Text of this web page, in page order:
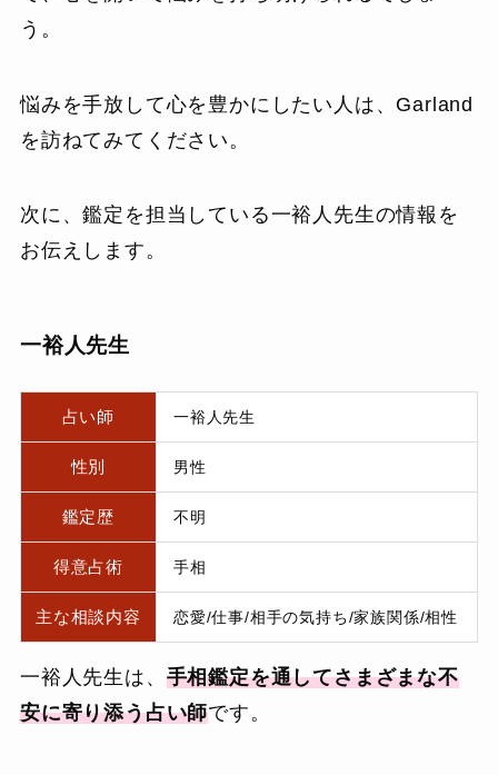
う。
悩みを手放して心を豊かにしたい人は、Garland
を訪ねてみてください。
次に、鑑定を担当している一裕人先生の情報を
お伝えします。
一裕人先生
占い師 一裕人先生
性別 男性
鑑定歴 不明
得意占術 手相
主な相談内容 恋愛/仕事/相手の気持ち/家族関係/相性
一裕人先生は、 手相鑑定を通してさまざまな不
安に寄り添う占い師です。